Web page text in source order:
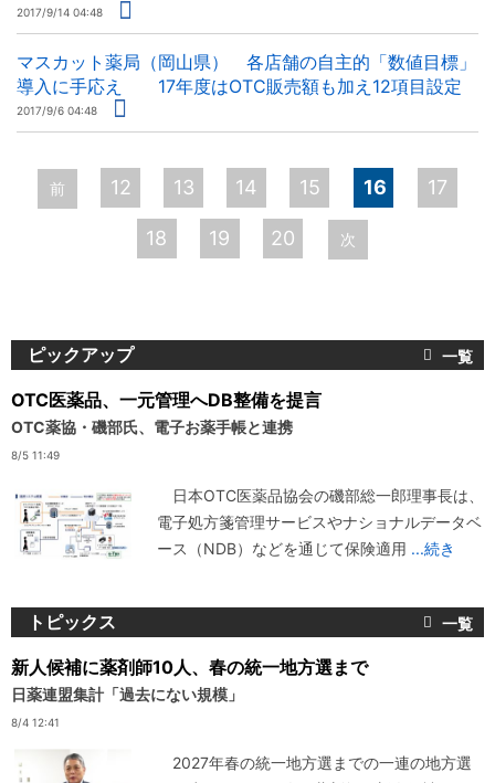
2017/9/14 04:48
マスカット薬局（岡山県） 各店舗の自主的「数値目標」
導入に手応え 17年度はOTC販売額も加え12項目設定
2017/9/6 04:48
ペ
ー
前 12 13 14 15 16 17
18 19 20 次
ピックアップ
OTC医薬品、一元管理へDB整備を提言
OTC薬協・磯部氏、電子お薬手帳と連携
8/5 11:49
日本OTC医薬品協会の磯部総一郎理事長は、
電子処方箋管理サービスやナショナルデータベ
ース（NDB）などを通じて保険適用 ...続き
トピックス
新人候補に薬剤師10人、春の統一地方選まで
日薬連盟集計「過去にない規模」
8/4 12:41
2027年春の統一地方選までの一連の地方選